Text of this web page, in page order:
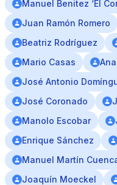
Manuel Benitez ‘El
Juan Ramón Romero
Beatriz Rodríguez
Mario Casas
José Antonio
José Coronado
Manolo Escobar
Enrique Sánchez
Manuel Martín
Joaquín Moeckel